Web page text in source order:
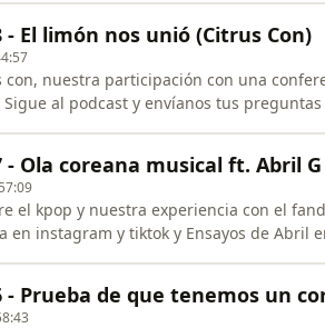
- El limón nos unió (Citrus Con)
con, nuestra participación con una
al podcast y envíanos tus
- Ola coreana musical ft. Abril
el kpop y nuestra experiencia con el
en instagram y tiktok y Ensayos de Abril
- Prueba de que tenemos un